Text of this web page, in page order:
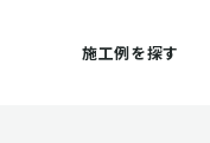
施工例を探す